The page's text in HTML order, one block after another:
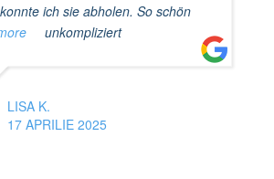
ich sie abholen. So schön
unkompliziert
LISA K.
17 APRILIE 2025